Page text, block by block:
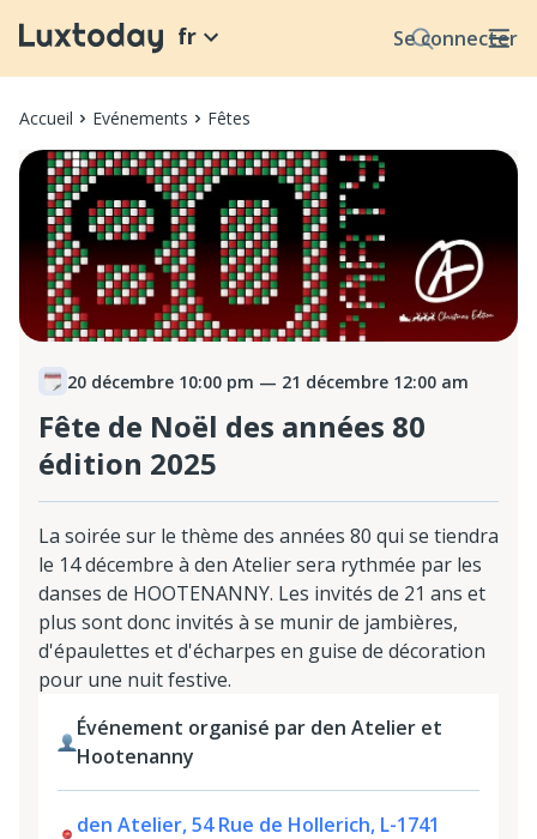
Se connecter
fr
Accueil Evénements Fêtes
20 décembre 10:00 pm — 21 décembre 12:00 am
Fête de Noël des années 80
édition 2025
La soirée sur le thème des années 80 qui se tiendra
le 14 décembre à den Atelier sera rythmée par les
danses de HOOTENANNY. Les invités de 21 ans et
plus sont donc invités à se munir de jambières,
d'épaulettes et d'écharpes en guise de décoration
pour une nuit festive.
Événement organisé par den Atelier et
Hootenanny
den Atelier, 54 Rue de Hollerich, L-1741